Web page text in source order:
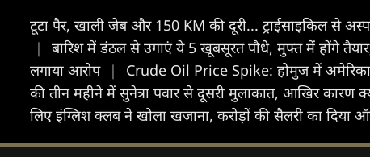
टूटा पैर, खाली जेब और 150 KM की दूरी... ट्राईसाइकिल से
|
बारिश में डंठल से उगाएं ये 5 खूबसूरत पौधे, मुफ्त में होंगे
लगाया आरोप | Crude Oil Price Spike: होमुज में अमेरिका
की तीन महीने में सुनेत्रा पवार से दूसरी मुलाकात, आखिर कारण
लिए इंग्लिश क्लब ने खोला खजाना, करोड़ों की सैलरी का दिया